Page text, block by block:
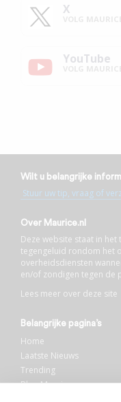
X
YouTube
Wilt u belangrijke
Stuur uw tip, vraag of
Over Maurice.nl
Deze website staat in
tegengeluid rondom het
overheidsdiensten
en/of zondigen tegen de
Lees meer over deze site
Belangrijke pagina’s
Home
Laatste Nieuws
Trending
Blog Maurice